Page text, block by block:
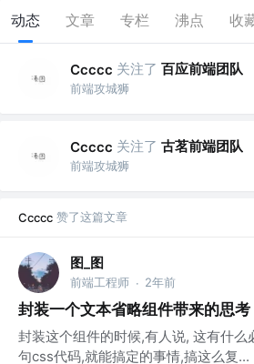
动态 文章 专栏 沸点 收
Ccccc 关注了 百应前端团队
前端攻城狮
Ccccc 关注了 古茗前端团队
前端攻城狮
Ccccc 赞了这篇文章
图_图
前端工程师 · 2年前
封装一个文本省略组件带来的思考
封装这个组件的时候,有人说, 这有什么
句css代码,就能搞定的事情,搞这么复...